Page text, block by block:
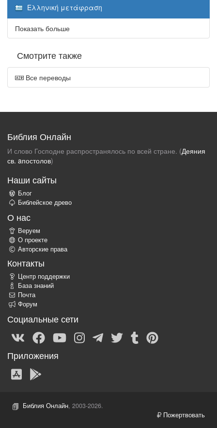
Ελληνική μετάφραση
Показать больше
Смотрите также
Все переводы
Библия Онлайн
И слово Господне распространялось по всей стране. (Деяния
св. aпостолов)
Наши сайты
Блог
Библейское древо
О нас
Веруем
О проекте
Авторские права
Контакты
Центр поддержки
База знаний
Почта
Форум
Социальные сети
Приложения
Библия Онлайн, 2003-2026.
Пожертвовать